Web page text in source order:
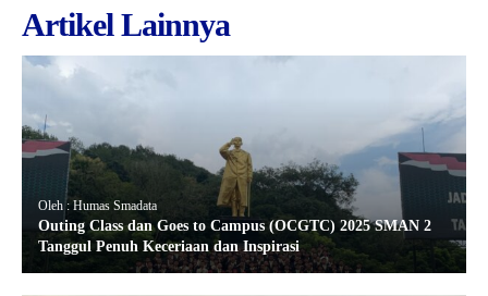
Artikel Lainnya
Oleh : Humas Smadata
Outing Class dan Goes to Campus (OCGTC) 2025 SMAN 2
Tanggul Penuh Keceriaan dan Inspirasi